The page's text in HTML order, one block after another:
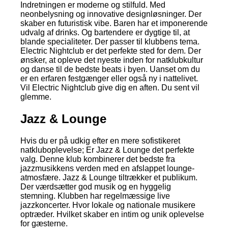
Indretningen er moderne og stilfuld. Med
neonbelysning og innovative designløsninger. Der
skaber en futuristisk vibe. Baren har et imponerende
udvalg af drinks. Og bartendere er dygtige til, at
blande specialiteter. Der passer til klubbens tema.
Electric Nightclub er det perfekte sted for dem. Der
ønsker, at opleve det nyeste inden for natklubkultur
og danse til de bedste beats i byen. Uanset om du
er en erfaren festgænger eller også ny i nattelivet.
Vil Electric Nightclub give dig en aften. Du sent vil
glemme.
Jazz & Lounge
Hvis du er på udkig efter en mere sofistikeret
natkluboplevelse; Er Jazz & Lounge det perfekte
valg. Denne klub kombinerer det bedste fra
jazzmusikkens verden med en afslappet lounge-
atmosfære. Jazz & Lounge tiltrækker et publikum.
Der værdsætter god musik og en hyggelig
stemning. Klubben har regelmæssige live
jazzkoncerter. Hvor lokale og nationale musikere
optræder. Hvilket skaber en intim og unik oplevelse
for gæsterne.